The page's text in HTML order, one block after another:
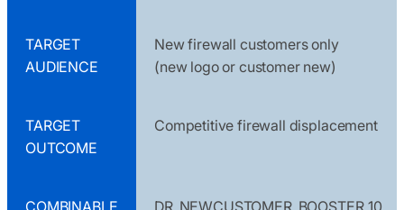
TARGET
AUDIENCE
New firewall customers only
(new logo or customer new)
TARGET
OUTCOME
Competitive firewall displacement
COMBINABLE
DR_NEWCUSTOMER_BOOSTER_10